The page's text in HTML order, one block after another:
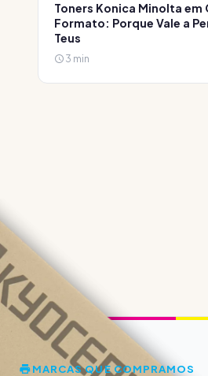
Toners Konica Minolta em
Formato: Porque Vale a
Teus
3 min
MARCAS QUE COMPRAMOS